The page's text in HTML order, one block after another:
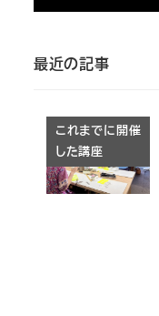
最近の記事
これまでに開催
した講座